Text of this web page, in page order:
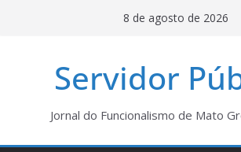
8 de agosto de 2026
Servidor
Jornal do Funcionalismo de Mato